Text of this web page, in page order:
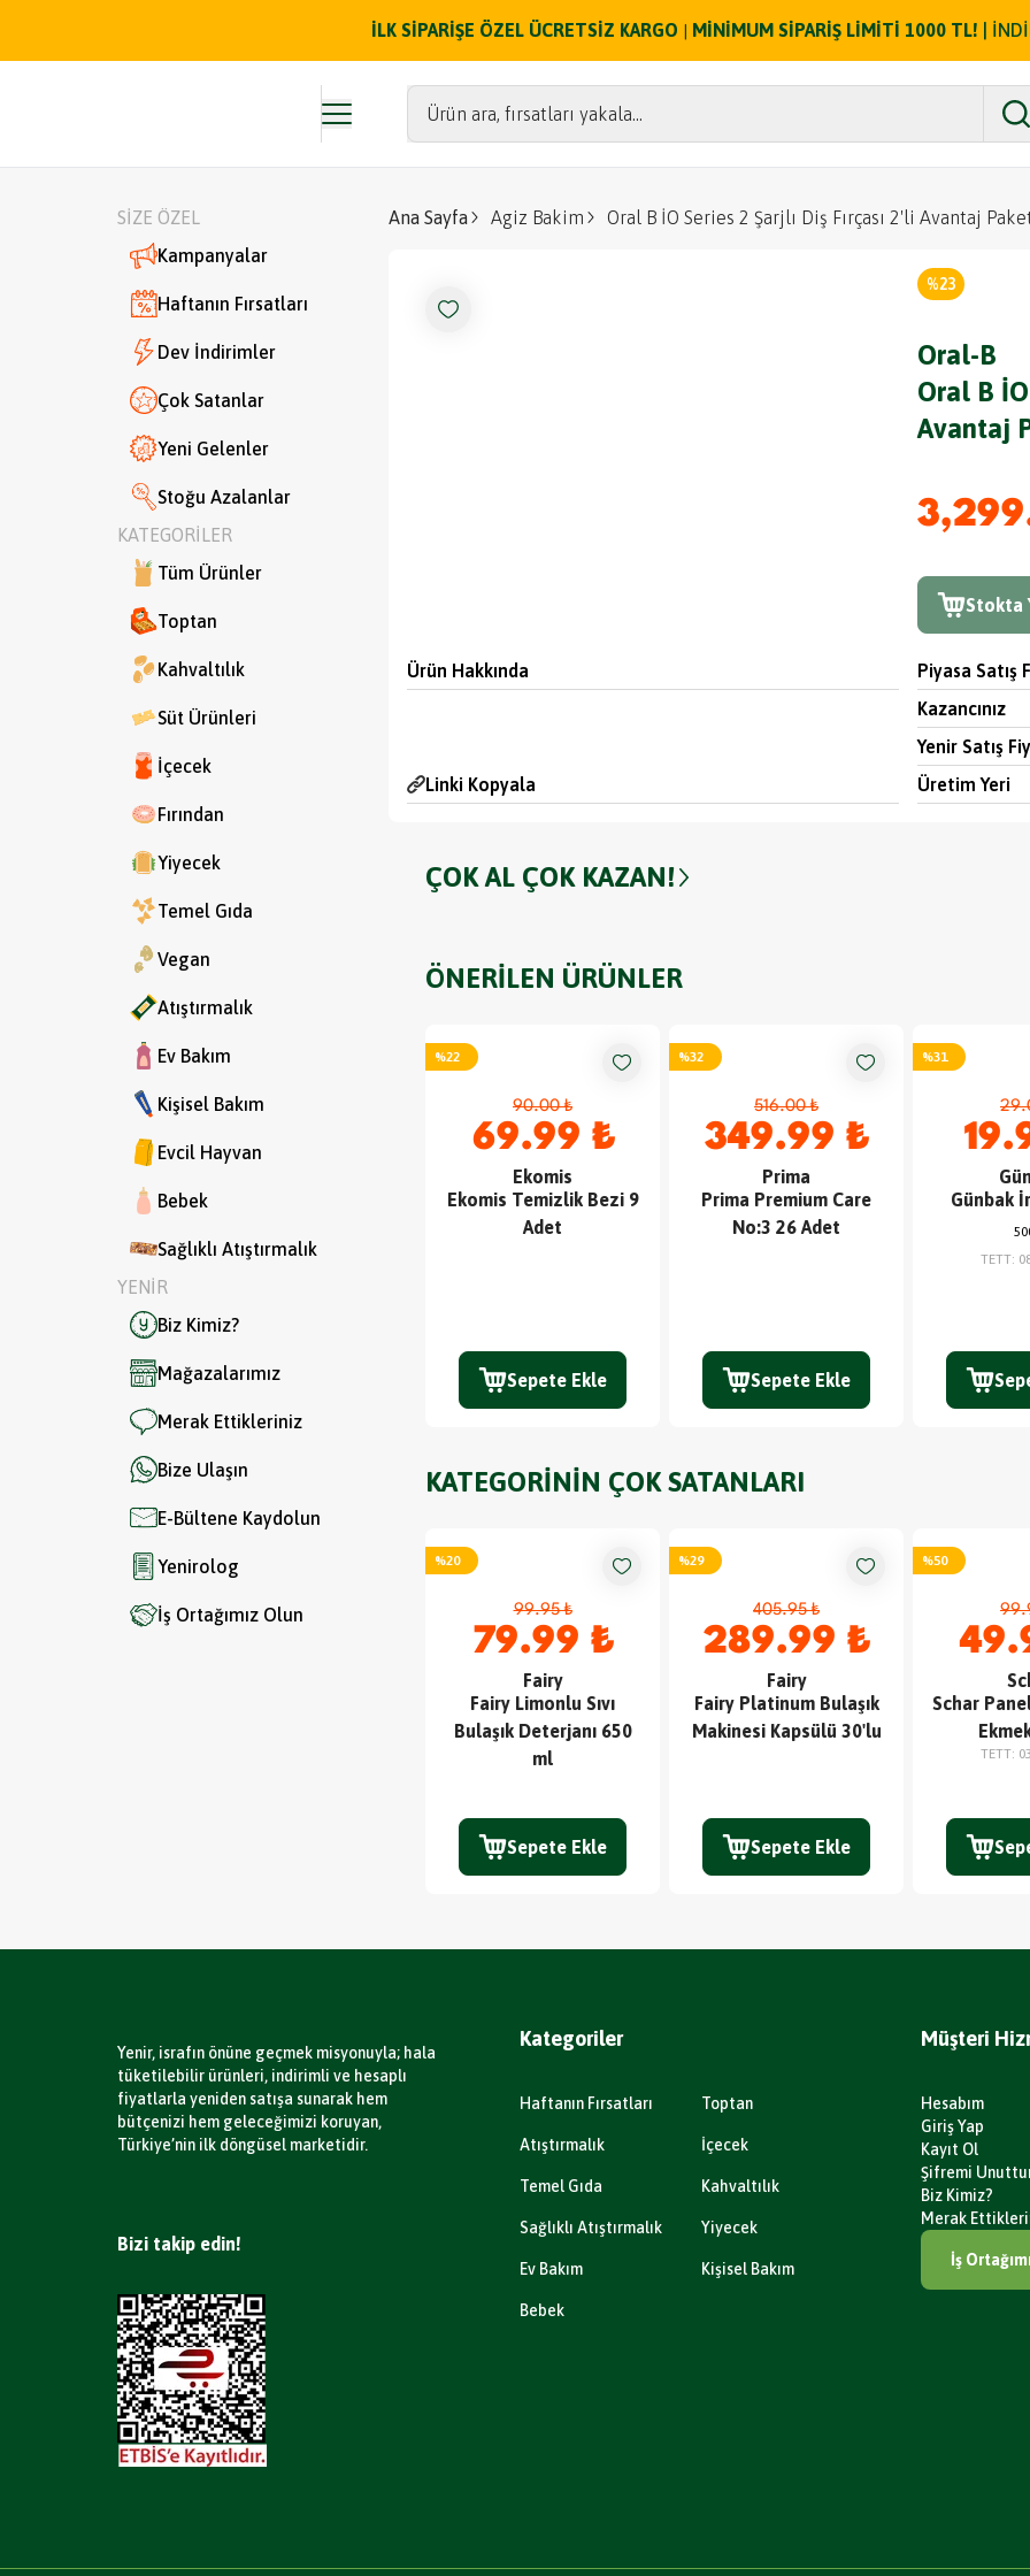
İLK SİPARİŞE ÖZEL ÜCRETSİZ KARGO MİNİMUM SİPARİŞ LİMİTİ 1000 TL! |
Ürün ara, fırsatları yakala...
SİZE ÖZEL
Kampanyalar
Haftanın Fırsatları
Dev İndirimler
Çok Satanlar
Yeni Gelenler
Stoğu Azalanlar
KATEGORİLER
Tüm Ürünler
Toptan
Kahvaltılık
Süt Ürünleri
İçecek
Fırından
Yiyecek
Temel Gıda
Vegan
Atıştırmalık
Ev Bakım
Kişisel Bakım
Evcil Hayvan
Bebek
Sağlıklı Atıştırmalık
YENİR
Biz Kimiz?
Mağazalarımız
Merak Ettikleriniz
Bize Ulaşın
E-Bültene Kaydolun
Yenirolog
İş Ortağımız Olun
Ana Sayfa Agiz Bakim Oral B İO Series 2 Şarjlı Diş Fırçası 2'li Avantaj
%23
Oral-B
Oral B
Avantaj
Stokta
Ürün Hakkında
Linki Kopyala
Piyasa Satış
Kazancınız
Yenir Satış
Üretim Yeri
ÇOK AL ÇOK KAZAN!
ÖNERİLEN ÜRÜNLER
%22
90.00 ₺
69.99 ₺
Ekomis
Ekomis Temizlik Bezi 9
Adet
Sepete Ekle
%32
516.00 ₺
349.99 ₺
Prima
Prima Premium Care
No:3 26 Adet
Sepete Ekle
%31
Günbak
TETT:
KATEGORİNİN ÇOK SATANLARI
%20
99.95 ₺
79.99 ₺
Fairy
Fairy Limonlu Sıvı
Bulaşık Deterjanı 650
ml
Sepete Ekle
%29
405.95 ₺
289.99 ₺
Fairy
Fairy Platinum Bulaşık
Makinesi Kapsülü 30'lu
Sepete Ekle
%50
Schar
TETT:
Yenir, israfın önüne geçmek misyonuyla; hala
tüketilebilir ürünleri, indirimli ve hesaplı
fiyatlarla yeniden satışa sunarak hem
bütçenizi hem geleceğimizi koruyan,
Türkiye’nin ilk döngüsel marketidir.
Bizi takip edin!
Kategoriler
Haftanın Fırsatları Toptan
Atıştırmalık İçecek
Temel Gıda Kahvaltılık
Sağlıklı Atıştırmalık Yiyecek
Ev Bakım Kişisel Bakım
Bebek
Müşteri
Hesabım
Giriş Yap
Kayıt Ol
Şifremi
Biz Kimiz?
Merak
İş